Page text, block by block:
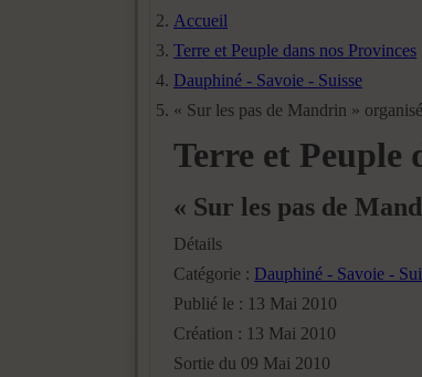
Accueil
Terre et Peuple dans nos Provinces
Dauphiné - Savoie - Suisse
« Sur les pas de Mandrin »
Terre et Peuple
« Sur les pas de
Détails
Catégorie : Dauphiné - Savoie -
Publié le : 13 Mai 2010
Création : 13 Mai 2010
Sortie du 09 Mai 2010